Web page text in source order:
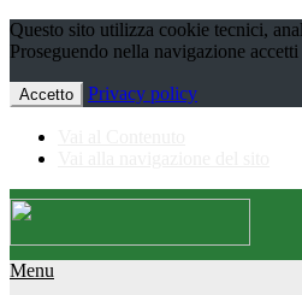
Questo sito utilizza cookie tecnici,
Proseguendo nella navigazione
Accetto Privacy policy
Menu